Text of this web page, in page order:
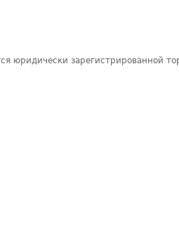
юридически зарегистрированной